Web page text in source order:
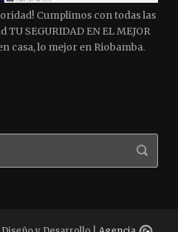
Cumplimos con todas las
SEGURIDAD EN EL MEJOR
casa, lo mejor en Riobamba.